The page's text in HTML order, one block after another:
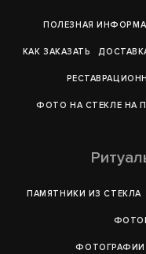
ПОЛЕЗНАЯ
КАК ЗАКАЗАТЬ
ФОТО НА СТЕКЛЕ НА
ПАМЯТНИКИ ИЗ СТЕКЛА
ФОТОГРАФИИ